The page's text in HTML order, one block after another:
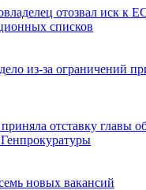
отозвал иск к
списков
из-за ограничений
отставку главы
новых вакансий